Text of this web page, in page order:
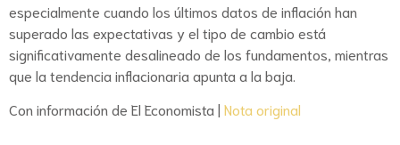
especialmente cuando los últimos datos de inflación han
superado las expectativas y el tipo de cambio está
significativamente desalineado de los fundamentos, mientras
que la tendencia inflacionaria apunta a la baja.
Con información de El Economista | Nota original